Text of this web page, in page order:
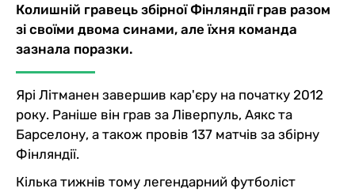
Колишній гравець збірної Фінляндії грав разом
зі своїми двома синами, але їхня команда
зазнала поразки.
Ярі Літманен завершив кар'єру на початку 2012
року. Раніше він грав за Ліверпуль, Аякс та
Барселону, а також провів 137 матчів за збірну
Фінляндії.
Кілька тижнів тому легендарний футболіст